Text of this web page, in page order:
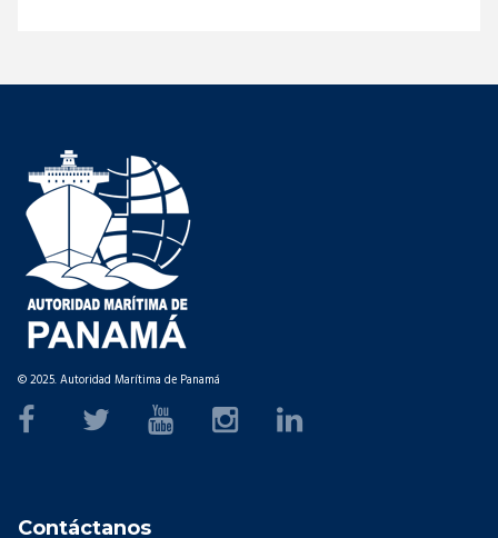
© 2025. Autoridad Marítima de Panamá
Contáctanos